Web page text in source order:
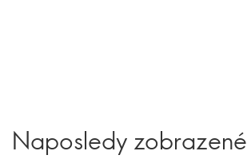
Naposledy zobrazené